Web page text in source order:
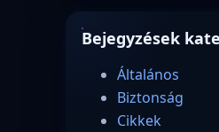
Bejegyzések
Általános
Biztonság
Cikkek